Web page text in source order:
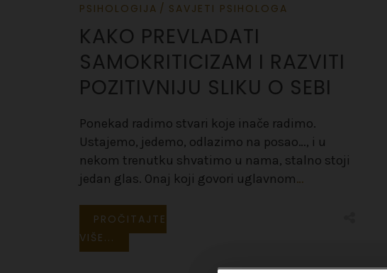
PSIHOLOGIJA SAVJETI PSIHOLOGA
KAKO PREVLADATI
SAMOKRITICIZAM I RAZVITI
POZITIVNIJU SLIKU O SEBI
Ponekad radimo stvari koje inače radimo.
Ustajemo, jedemo, odlazimo na posao…, i u
nekom trenutku shvatimo u nama, stalno stoji
jedan glas. Onaj koji govori uglavnom…
PROČITAJTE
VIŠE...